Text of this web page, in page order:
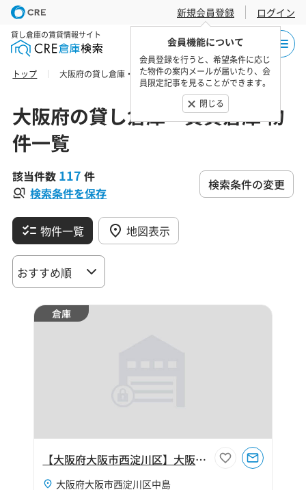
新規会員登録
会員機能について
会員登録を行うと、希望条件に応じ
た物件の案内メールが届いたり、会
員限定記事を見ることができます。
閉じる
ログイン
貸し倉庫の賃貸情報サイト
トップ 大阪府の貸し倉庫・賃貸倉庫 物件一覧
大阪府の貸し倉庫・賃貸倉庫 物
件一覧
該当件数 117 件
検索条件を保存
検索条件の変更
物件一覧 地図表示
倉庫
【大阪府大阪市西淀川区】大阪市西淀川区中島2丁目120坪倉庫
大阪府大阪市西淀川区中島